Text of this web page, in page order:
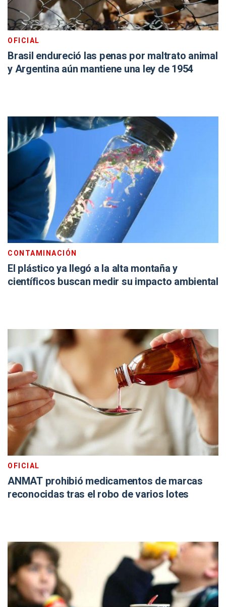
OFICIAL
Brasil endureció las penas por maltrato animal
y Argentina aún mantiene una ley de 1954
CONTAMINACIÓN
El plástico ya llegó a la alta montaña y
científicos buscan medir su impacto ambiental
OFICIAL
ANMAT prohibió medicamentos de marcas
reconocidas tras el robo de varios lotes